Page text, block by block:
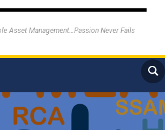
Asset Management…Passion Never Fails